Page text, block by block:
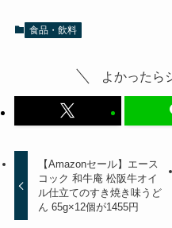
食品・飲料
よかったら
【Amazonセール】エース
コック 和牛庵 松阪牛オイ
ル仕立てのすき焼き味うど
ん 65g×12個が1455円